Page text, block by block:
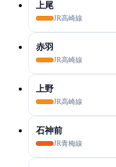
上尾
JR高崎線
赤羽
JR高崎線
上野
JR高崎線
石神前
JR青梅線